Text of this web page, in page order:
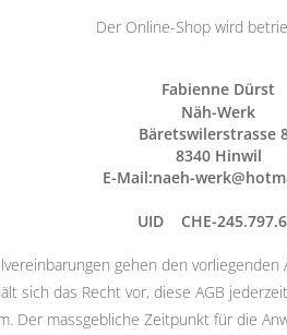
Der Online-Shop wird
Fabienne Dürst
Näh-Werk
Bäretswilerstrasse
8340 Hinwil
E-Mail:naeh-
UID CHE-
gehen den
sich das Recht vor, diese AGB
Der massgebliche Zeitpunkt für die